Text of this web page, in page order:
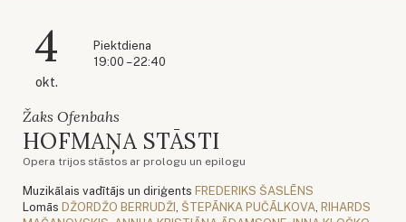
4
okt.
Piektdiena
19:00 – 22:40
Žaks Ofenbahs
HOFMAŅA STĀSTI
Opera trijos stāstos ar prologu un epilogu
Muzikālais vadītājs un diriģents FREDERIKS ŠASLĒNS
Lomās DŽORDŽO BERRUDŽI ŠTEPĀNKA PUČĀLKOVA RIHARDS